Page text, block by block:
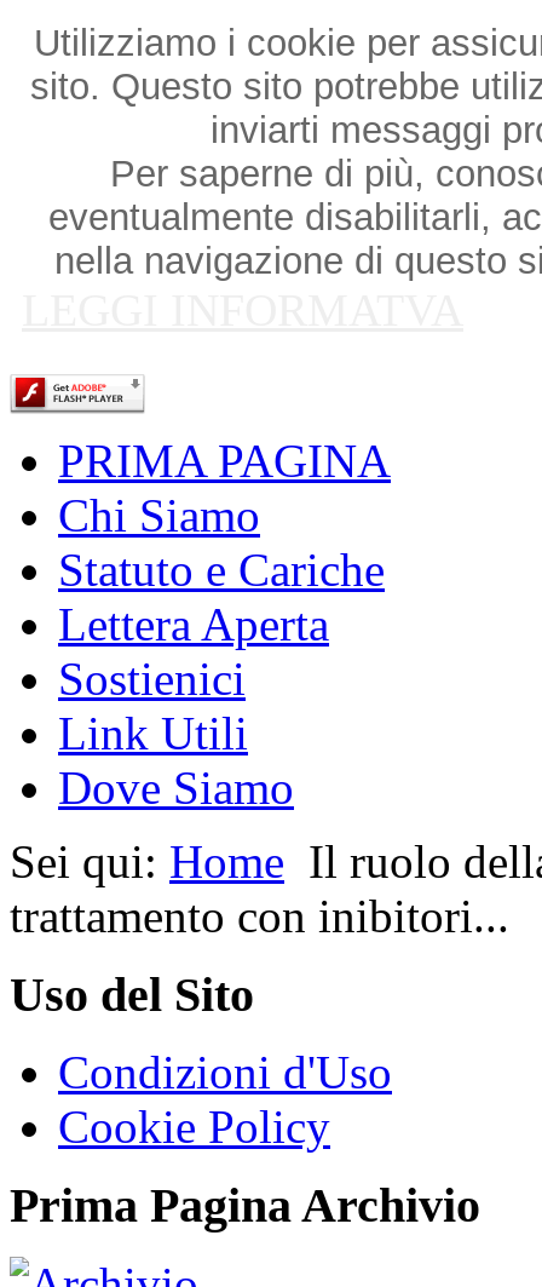
Utilizziamo i cookie per
sito. Questo sito potrebbe
inviarti messaggi
Per saperne di più,
eventualmente disabilitarli,
nella navigazione di questo
PRIMA PAGINA
Chi Siamo
Statuto e Cariche
Lettera Aperta
Sostienici
Link Utili
Dove Siamo
Sei qui: Home Il ruolo
trattamento con inibitori...
Uso del Sito
Condizioni d'Uso
Cookie Policy
Prima Pagina Archivio